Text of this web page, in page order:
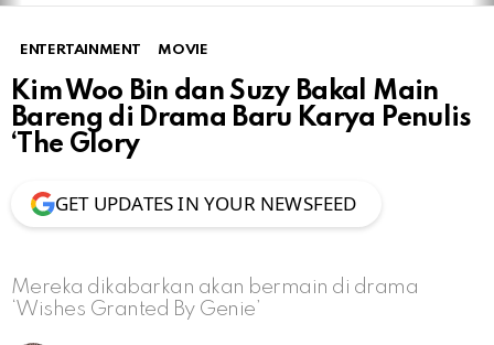
ENTERTAINMENT MOVIE
Kim Woo Bin dan Suzy Bakal Main
Bareng di Drama Baru Karya Penulis
‘The Glory
GET UPDATES IN YOUR NEWSFEED
Mereka dikabarkan akan bermain di drama
‘Wishes Granted By Genie’